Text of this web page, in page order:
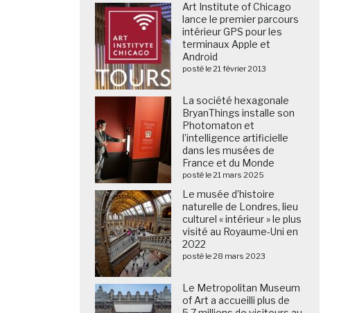
Art Institute of Chicago
lance le premier parcours
intérieur GPS pour les
terminaux Apple et
Android
posté le 21 février 2013
La société hexagonale
BryanThings installe son
Photomaton et
l’intelligence artificielle
dans les musées de
France et du Monde
posté le 21 mars 2025
Le musée d’histoire
naturelle de Londres, lieu
culturel « intérieur » le plus
visité au Royaume-Uni en
2022
posté le 28 mars 2023
Le Metropolitan Museum
of Art a accueilli plus de